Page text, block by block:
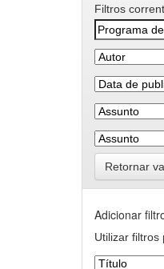
Filtros
Retornar
Adicionar
Utilizar filtros